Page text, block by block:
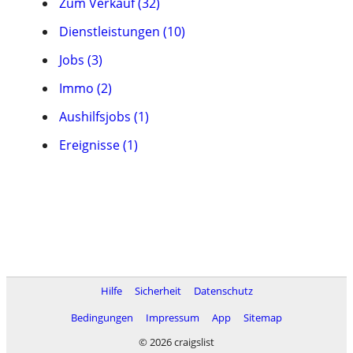
Dienstleistungen (10)
Jobs (3)
Immo (2)
Aushilfsjobs (1)
Ereignisse (1)
Hilfe Sicherheit
Datenschutz
Bedingungen
Impressum App
Sitemap
© 2026 craigslist